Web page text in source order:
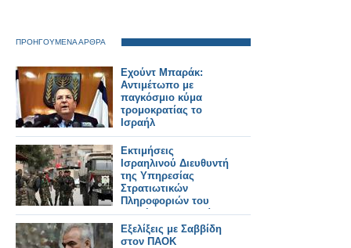
ΠΡΟΗΓΟΥΜΕΝΑ ΑΡΘΡΑ
Εχούντ Μπαράκ:
Αντιμέτωπο με
παγκόσμιο κύμα
τρομοκρατίας το
Ισραήλ
Εκτιμήσεις
Ισραηλινού Διευθυντή
της Υπηρεσίας
Στρατιωτικών
Πληροφοριών του
Ισραήλ για την κρίση
στην Συρία
Εξελίξεις με Σαββίδη
στον ΠΑΟΚ